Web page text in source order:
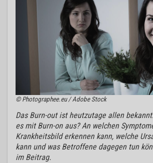
© Photographee.eu / Adobe Stock
Das Burn-out ist heutzutage allen
es mit Burn-on aus? An welchen
Krankheitsbild erkennen kann, welche
kann und was Betroffene dagegen tun
im Beitrag.